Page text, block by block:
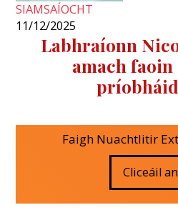
SIAMSAÍOCHT
11/12/2025
Labhraíonn
amach faoin
Faigh Nuachtlitir
Cliceáil